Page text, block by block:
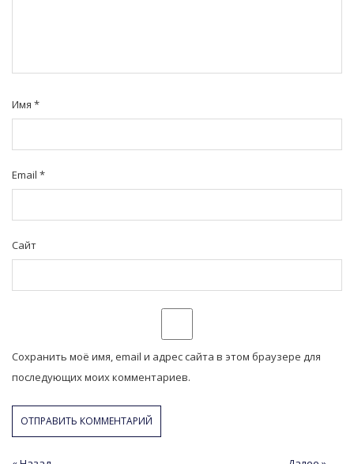
Имя *
Email *
Сайт
Сохранить моё имя, email и адрес сайта в этом браузере для
последующих моих комментариев.